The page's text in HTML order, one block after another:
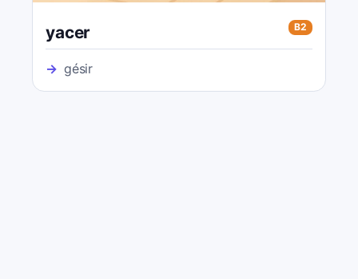
yacer B2
→ gésir